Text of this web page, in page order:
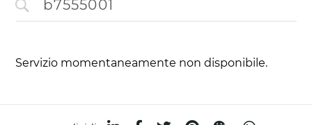
Servizio momentaneamente non disponibile.